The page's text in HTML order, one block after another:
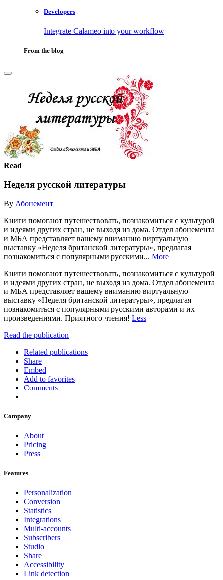
Developers
Integrate Calameo into your workflow
From the blog
Read
Неделя русской литературы
By Абонемент
Книги помогают путешествовать, познакомиться с культурой
и идеями других стран, не выходя из дома. Отдел абонемента
и МБА представляет вашему вниманию виртуальную
выставку «Неделя британской литературы», предлагая
познакомиться с популярными русскими... More
Книги помогают путешествовать, познакомиться с культурой
и идеями других стран, не выходя из дома. Отдел абонемента
и МБА представляет вашему вниманию виртуальную
выставку «Неделя британской литературы», предлагая
познакомиться с популярными русскими авторами и их
произведениями. Приятного чтения! Less
Read the publication
Related publications
Share
Embed
Add to favorites
Comments
Company
About
Pricing
Press
Features
Personalization
Conversion
Statistics
Integrations
Multi-accounts
Subscribers
Studio
Share
Accessibility
Link detection